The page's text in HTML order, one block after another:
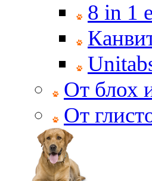
8 in 1
От блох
От